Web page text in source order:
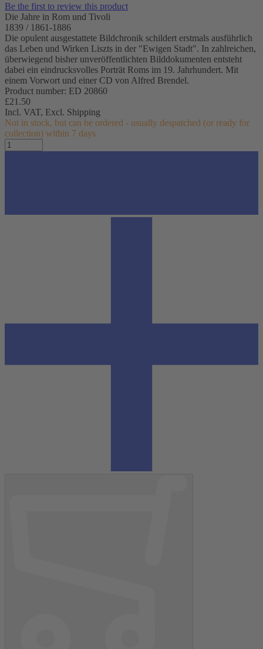
Be the first to review this product
Die Jahre in Rom und Tivoli
1839 / 1861-1886
Die opulent ausgestattete Bildchronik schildert erstmals ausführlich
das Leben und Wirken Liszts in der "Ewigen Stadt". In zahlreichen,
überwiegend bisher unveröffentlichten Bilddokumenten entsteht
dabei ein eindrucksvolles Porträt Roms im 19. Jahrhundert. Mit
einem Vorwort und einer CD von Alfred Brendel.
Product number: ED 20860
£21.50
Incl. VAT, Excl. Shipping
Not in stock, but can be ordered - usually despatched (or ready for
collection) within 7 days